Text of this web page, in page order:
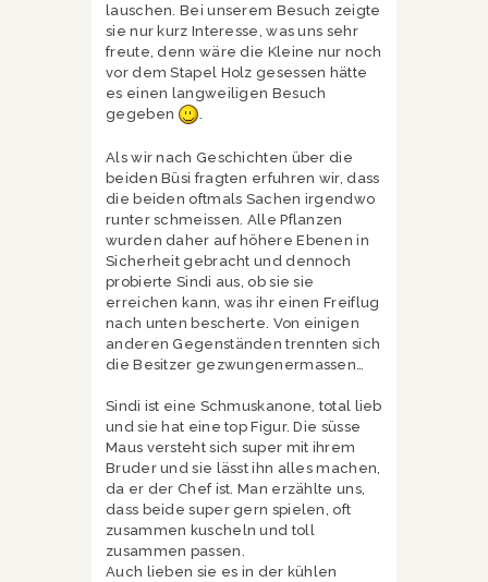
lauschen. Bei unserem Besuch zeigte
sie nur kurz Interesse, was uns sehr
freute, denn wäre die Kleine nur noch
vor dem Stapel Holz gesessen hätte
es einen langweiligen Besuch
gegeben
.
Als wir nach Geschichten über die
beiden Büsi fragten erfuhren wir, dass
die beiden oftmals Sachen irgendwo
runter schmeissen. Alle Pflanzen
wurden daher auf höhere Ebenen in
Sicherheit gebracht und dennoch
probierte Sindi aus, ob sie sie
erreichen kann, was ihr einen Freiflug
nach unten bescherte. Von einigen
anderen Gegenständen trennten sich
die Besitzer gezwungenermassen…
Sindi ist eine Schmuskanone, total lieb
und sie hat eine top Figur. Die süsse
Maus versteht sich super mit ihrem
Bruder und sie lässt ihn alles machen,
da er der Chef ist. Man erzählte uns,
dass beide super gern spielen, oft
zusammen kuscheln und toll
zusammen passen.
Auch lieben sie es in der kühlen